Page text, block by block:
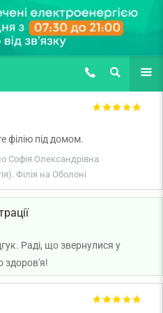
філію під домом.
Софія Олександрівна
Філія на Оболоні
Раді, що звернулися у
здоров'я!
(067) 127-03-03
ПОШУК ЩЕ